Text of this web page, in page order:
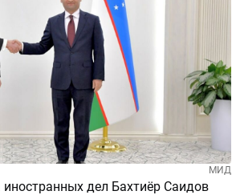
МИД
дел Бахтиёр Саидов